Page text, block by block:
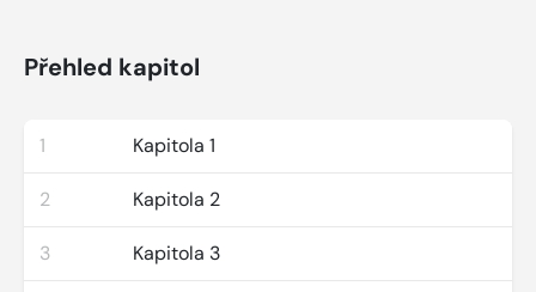
Přehled kapitol
1 Kapitola 1
2 Kapitola 2
3 Kapitola 3